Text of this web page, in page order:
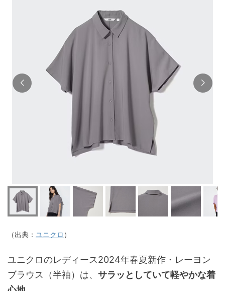
（出典： ユニクロ ）
ユニクロのレディース2024年春夏新作・レーヨン
ブラウス（半袖）は、 サラッとしていて軽やかな着